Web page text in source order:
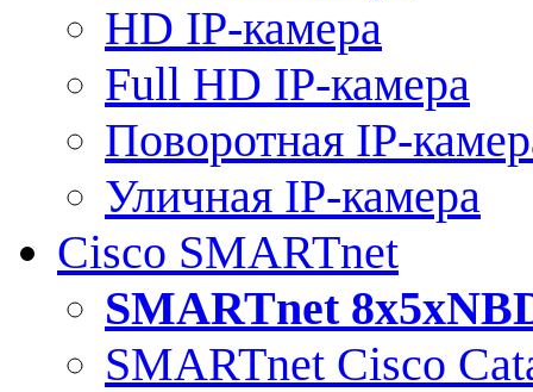
HD IP-камера
Full HD IP-камера
Поворотная IP-
Уличная IP-камера
Cisco SMARTnet
SMARTnet
SMARTnet Cisco